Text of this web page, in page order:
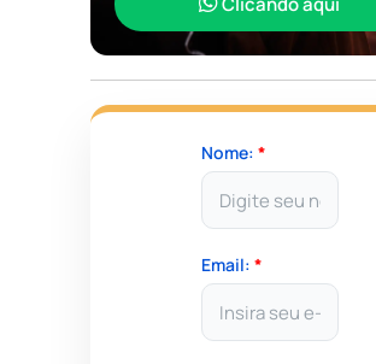
Nome: *
Email: *